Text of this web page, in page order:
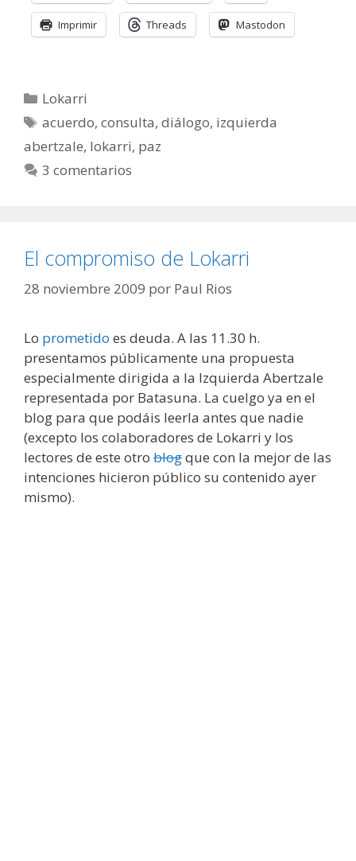
Imprimir Threads Mastodon
Categorías
Lokarri
Etiquetas
acuerdo,consulta,diálogo, izquierda
abertzale, lokarri, paz
3 comentarios
El compromiso de Lokarri
28 noviembre 2009 por Paul Rios
Lo prometido es deuda. A las 11.30 h.
presentamos públicamente una propuesta
especialmente dirigida a la Izquierda Abertzale
representada por Batasuna. La cuelgo ya en el
blog para que podáis leerla antes que nadie
(excepto los colaboradores de Lokarri y los
lectores de este otro blogque con la mejor de las
intenciones hicieron público su contenido ayer
mismo).